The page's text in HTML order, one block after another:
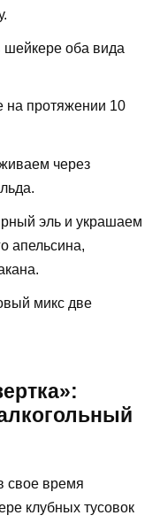
оба вида
на протяжении 10
через
эль и украшаем
апельсина,
микс две
свое время
клубных тусовок